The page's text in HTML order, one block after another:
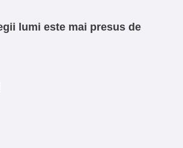
lumi este mai presus de